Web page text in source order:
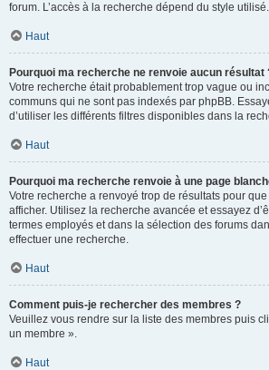
forum. L’accès à la recherche dépend du style utilisé.
Haut
Pourquoi ma recherche ne renvoie aucun résultat
Votre recherche était probablement trop vague ou
communs qui ne sont pas indexés par phpBB.
d’utiliser les différents filtres disponibles dans la
Haut
Pourquoi ma recherche renvoie à une page
Votre recherche a renvoyé trop de résultats pour
afficher. Utilisez la recherche avancée et essayez
termes employés et dans la sélection des forums
effectuer une recherche.
Haut
Comment puis-je rechercher des membres ?
Veuillez vous rendre sur la liste des membres puis
un membre ».
Haut